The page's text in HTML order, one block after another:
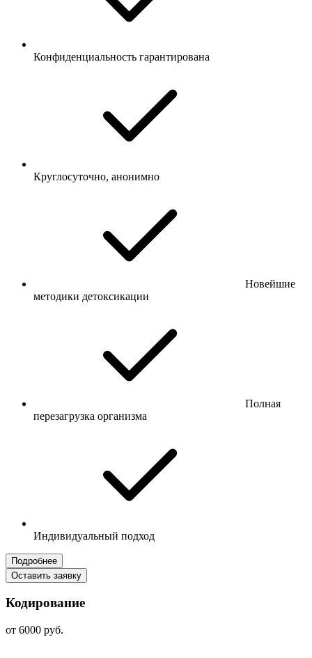
Конфиденциальность гарантирована
Круглосуточно, анонимно
Новейшие
методики детоксикации
Полная
перезагрузка организма
Индивидуальный подход
Подробнее
Оставить заявку
Кодирование
от 6000 руб.